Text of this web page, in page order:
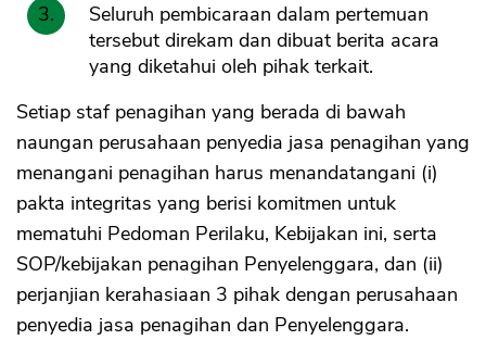
Seluruh pembicaraan dalam pertemuan
tersebut direkam dan dibuat berita acara
yang diketahui oleh pihak terkait.
Setiap staf penagihan yang berada di bawah
naungan perusahaan penyedia jasa penagihan yang
menangani penagihan harus menandatangani (i)
pakta integritas yang berisi komitmen untuk
mematuhi Pedoman Perilaku, Kebijakan ini, serta
SOP/kebijakan penagihan Penyelenggara, dan (ii)
perjanjian kerahasiaan 3 pihak dengan perusahaan
penyedia jasa penagihan dan Penyelenggara.